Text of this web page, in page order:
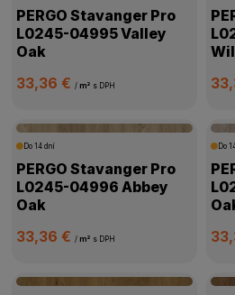
PERGO Stavanger Pro
L0245-04995 Valley
Oak
33,36 €/ m² s DPH
Do 14 dní
PERGO Stavanger Pro
L0245-04996 Abbey
Oak
33,36 €/ m² s DPH
Do